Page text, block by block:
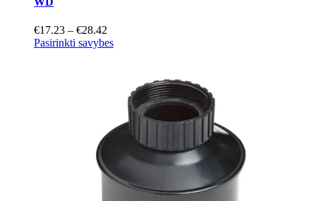
€17.23 – €28.42
range:
Pasirinkti savybesThis
multiple
variants.
The
options
may
chosen
the
product